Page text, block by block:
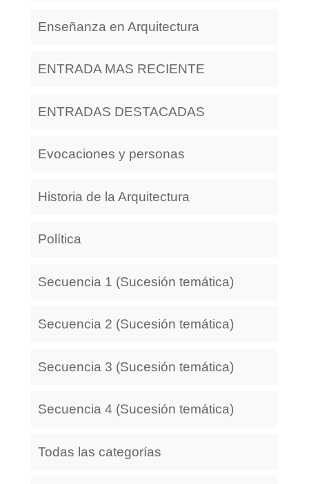
Enseñanza en Arquitectura
ENTRADA MAS RECIENTE
ENTRADAS DESTACADAS
Evocaciones y personas
Historia de la Arquitectura
Política
Secuencia 1 (Sucesión temática)
Secuencia 2 (Sucesión temática)
Secuencia 3 (Sucesión temática)
Secuencia 4 (Sucesión temática)
Todas las categorías